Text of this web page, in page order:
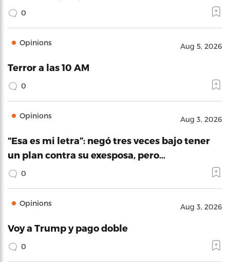
0
Opinions Aug 5, 2026
Terror a las 10 AM
0
Opinions Aug 3, 2026
“Esa es mi letra”: negó tres veces bajo tener
un plan contra su exesposa, pero…
0
Opinions Aug 3, 2026
Voy a Trump y pago doble
0